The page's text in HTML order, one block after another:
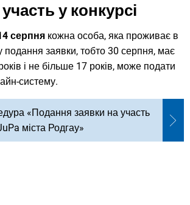
у конкурсі
серпня кожна особа, яка проживає в
подання заявки, тобто 30 серпня, має
і не більше 17 років, може подати
систему.
«Подання заявки на участь
міста Родгау»